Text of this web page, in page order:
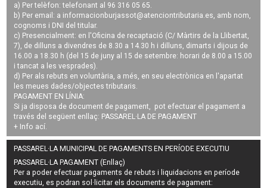
a) Per telèfon: telefonant al 96 316 05 65.
b) Per email: a informacionburjassot@atenciontributaria.es, amb nom,
cognoms i DNI del titular.
c) Presencialment: en l'Oficina de recaptació (C/ Màrtirs de la Llibertat,
7), de dilluns a divendres de 8.30 a 14.30 h i dilluns, dimarts i dijous de
16.00 a 18.30 h (del 15 de juny al 15 de setembre: horari de 8.00 a 15.00
i tancat a les vesprades).
d) Per als rebuts en voluntària, a més, en seu electrònica en l'apartat
les meues dades/objectes tributaris.
PAGAMENT EN LÍNIA:
Si ja disposa de document de pagament, pot efectuar el pagament a
través del següent enllaç: PASSAREL·LA DE PAGAMENT
+ Info ací.
PASSAREL·LA MUNICIPAL DE PAGAMENTS EN PERÍODE EXECUTIU
PASSAREL·LA PAGAMENT (Enllaç)
Per a poder efectuar pagaments derebuts i liquidacions en període
executiu, es podran sol·licitar els documents de pagament: